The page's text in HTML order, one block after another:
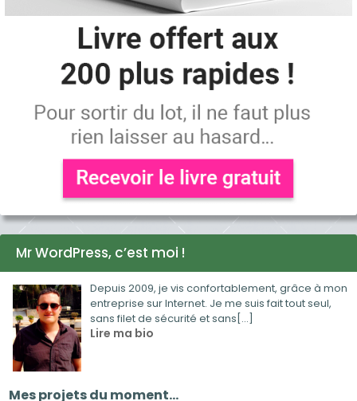
Mr WordPress, c’est moi !
Depuis 2009, je vis confortablement, grâce à mon
entreprise sur Internet. Je me suis fait tout seul,
sans filet de sécurité et sans[...]
Lire ma bio
Mes projets du moment…